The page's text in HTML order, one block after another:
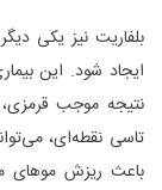
بلفاریت نیز یکی
ایجاد شود. این
نتیجه موجب
تاسی نقطه‌ای،
باعث ریزش موهای